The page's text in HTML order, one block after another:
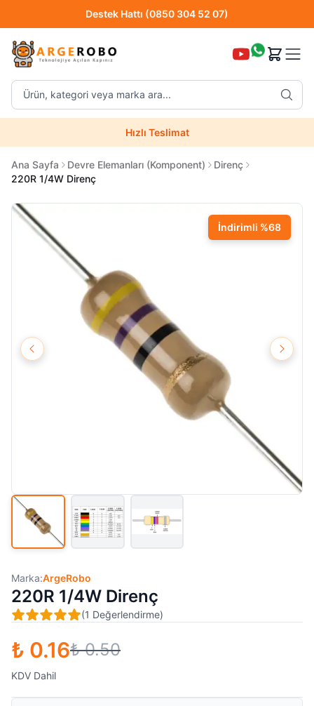
Hızlı Teslimat
Ürün, kategori veya marka ara...
Destek Hattı (0850 304 52 07)
Hızlı Teslimat
Uzman Teknik Servis
Ana Sayfa Devre Elemanları (Komponent)
Direnç
220R 1/4W Direnç
İndirimli %68
Marka:ArgeRobo
220R 1/4W Direnç
(1 Değerlendirme)
₺ 0.16₺ 0.50
KDV Dahil